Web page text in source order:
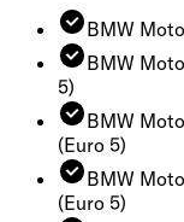
BMW
BMW
5)
BMW
(Euro 5)
BMW
(Euro 5)